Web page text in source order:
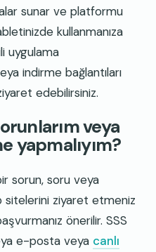
sunar ve platformu
kullanmanıza
uygulama
indirme bağlantıları
edebilirsiniz.
veya
yapmalıyım?
sorun, soru veya
sitelerini ziyaret etmeniz
önerilir. SSS
e-posta veya canlı